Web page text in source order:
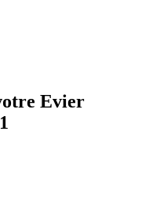
Evier